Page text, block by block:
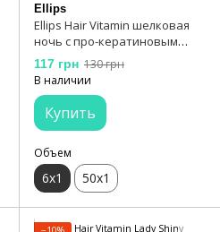
Ellips
Ellips Hair Vitamin шелковая
ночь с про-кератиновым
комплексом 6x1 мл
117 грн 130 грн
В наличии
Купить
Объем
6x1 50x1